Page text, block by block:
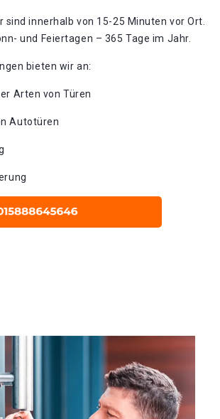
sind innerhalb von 15-25 Minuten vor Ort.
und Feiertagen – 365 Tage im Jahr.
bieten wir an:
Arten von Türen
Autotüren